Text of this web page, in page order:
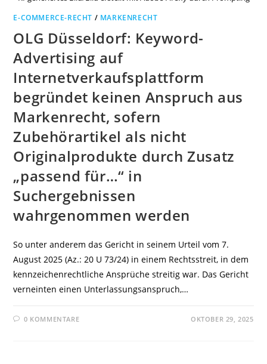
E-COMMERCE-RECHT / MARKENRECHT
OLG Düsseldorf: Keyword-
Advertising auf
Internetverkaufsplattform
begründet keinen Anspruch aus
Markenrecht, sofern
Zubehörartikel als nicht
Originalprodukte durch Zusatz
„passend für…“ in
Suchergebnissen
wahrgenommen werden
So unter anderem das Gericht in seinem Urteil vom 7.
August 2025 (Az.: 20 U 73/24) in einem Rechtsstreit, in dem
kennzeichenrechtliche Ansprüche streitig war. Das Gericht
verneinten einen Unterlassungsanspruch,…
0 KOMMENTARE OKTOBER 29, 2025